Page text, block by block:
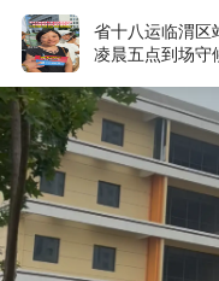
斯诺克
临渭区